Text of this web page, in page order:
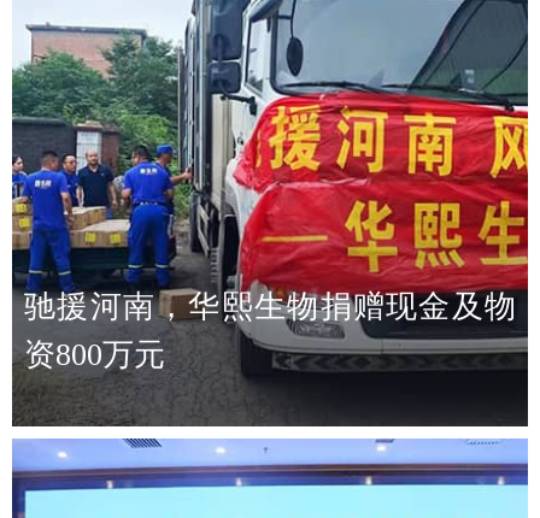
驰援河南，华熙生物捐赠现金及物
资800万元